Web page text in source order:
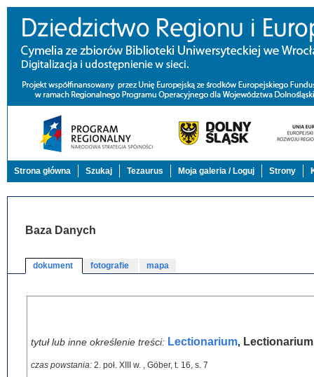
Strona główna Szukaj Tezaurus Moja galeria / Loguj Strony
Baza Danych
dokument fotografie mapa
tytuł lub inne określenie treści: Lectionarium, Lectionarium
czas powstania: 2. poł. XIII w. , Göber, t. 16, s. 7